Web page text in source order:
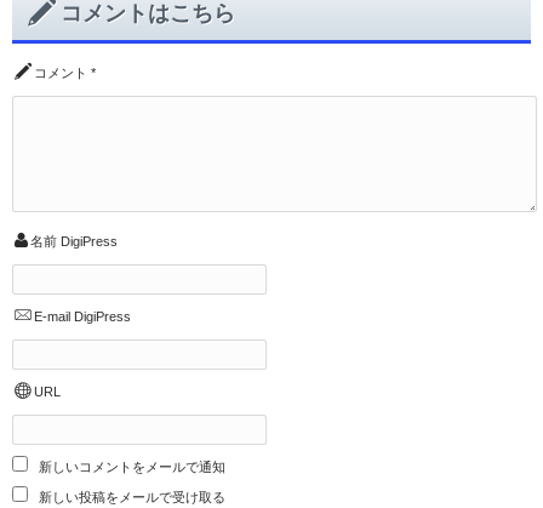
コメントはこちら
コメント *
名前 DigiPress
E-mail DigiPress
URL
新しいコメントをメールで通知
新しい投稿をメールで受け取る